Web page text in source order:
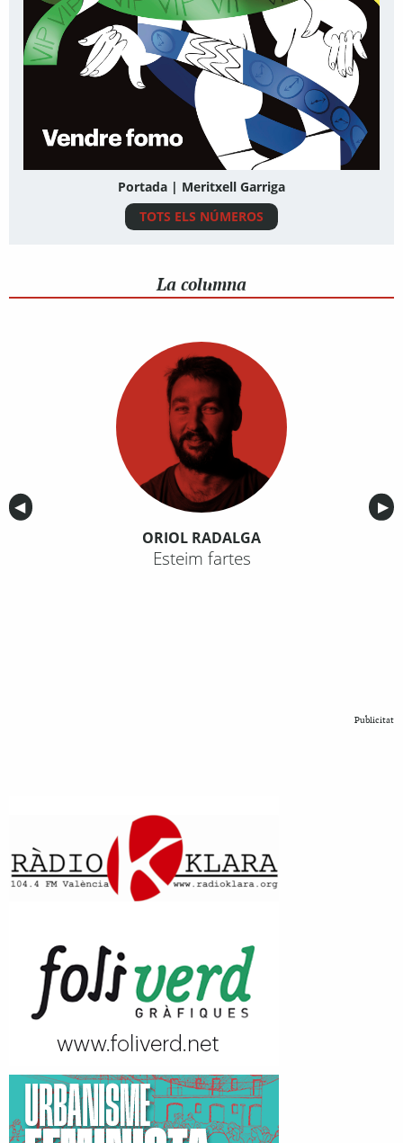
Portada | Meritxell Garriga
TOTS ELS NÚMEROS
La columna
Anterior
◀︎ ▶︎
ORIOL RADALGA
Esteim fartes
Publicitat